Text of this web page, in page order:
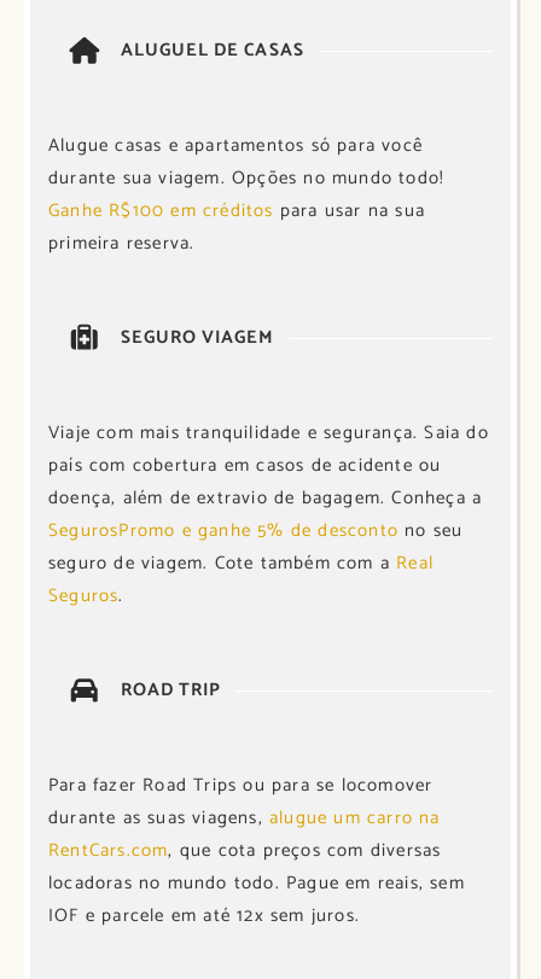
ALUGUEL DE CASAS
Alugue casas e apartamentos só para você
durante sua viagem. Opções no mundo todo!
Ganhe R$100 em créditos para usar na sua
primeira reserva.
SEGURO VIAGEM
Viaje com mais tranquilidade e segurança. Saia do
país com cobertura em casos de acidente ou
doença, além de extravio de bagagem. Conheça a
SegurosPromo e ganhe 5% de desconto no seu
seguro de viagem. Cote também com a Real
Seguros.
ROAD TRIP
Para fazer Road Trips ou para se locomover
durante as suas viagens, alugue um carro na
RentCars.com, que cota preços com diversas
locadoras no mundo todo. Pague em reais, sem
IOF e parcele em até 12x sem juros.